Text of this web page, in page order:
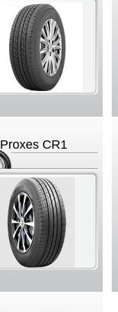
Proxes CR1